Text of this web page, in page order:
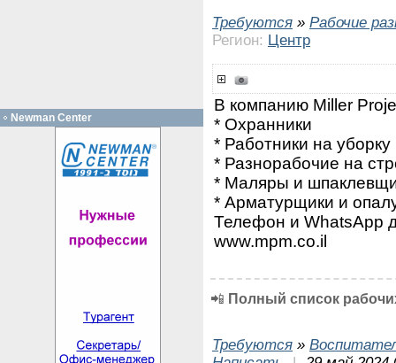
Требуются » Рабочие
Регион: Центр
В компанию Miller
* Охранники
* Работники на уборку
* Разнорабочие на
* Маляры и
* Арматурщики и
Телефон и WhatsApp
www.mpm.co.il
📲 Полный список
Требуются »
Newman Center